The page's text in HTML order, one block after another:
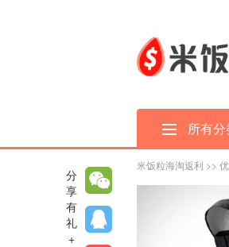
所有
米饭粒海淘返利 >>
分
享
有
礼
+